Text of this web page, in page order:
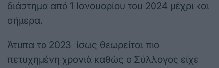
διάστημα από 1 Ιανουαρίου του 2024 μέχρι και
σήμερα.
Άτυπα το 2023 ίσως θεωρείται πιο
πετυχημένη χρονιά καθώς ο Σύλλογος είχε